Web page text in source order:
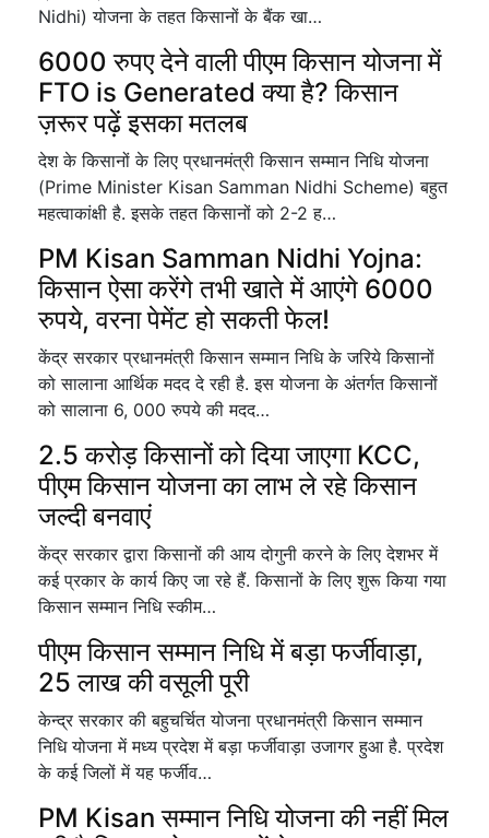
Nidhi) योजना के तहत किसानों के बैंक खा…
6000 रुपए देने वाली पीएम किसान योजना में
FTO is Generated क्या है? किसान
ज़रूर पढ़ें इसका मतलब
देश के किसानों के लिए प्रधानमंत्री किसान सम्मान निधि योजना
(Prime Minister Kisan Samman Nidhi Scheme) बहुत
महत्वाकांक्षी है. इसके तहत किसानों को 2-2 ह…
PM Kisan Samman Nidhi Yojna:
किसान ऐसा करेंगे तभी खाते में आएंगे 6000
रुपये, वरना पेमेंट हो सकती फेल!
केंद्र सरकार प्रधानमंत्री किसान सम्मान निधि के जरिये किसानों
को सालाना आर्थिक मदद दे रही है. इस योजना के अंतर्गत किसानों
को सालाना 6, 000 रुपये की मदद…
2.5 करोड़ किसानों को दिया जाएगा KCC,
पीएम किसान योजना का लाभ ले रहे किसान
जल्दी बनवाएं
केंद्र सरकार द्वारा किसानों की आय दोगुनी करने के लिए देशभर में
कई प्रकार के कार्य किए जा रहे हैं. किसानों के लिए शुरू किया गया
किसान सम्मान निधि स्कीम…
पीएम किसान सम्मान निधि में बड़ा फर्जीवाड़ा,
25 लाख की वसूली पूरी
केन्द्र सरकार की बहुचर्चित योजना प्रधानमंत्री किसान सम्मान
निधि योजना में मध्य प्रदेश में बड़ा फर्जीवाड़ा उजागर हुआ है. प्रदेश
के कई जिलों में यह फर्जीव…
PM Kisan सम्मान निधि योजना की नहीं मिल